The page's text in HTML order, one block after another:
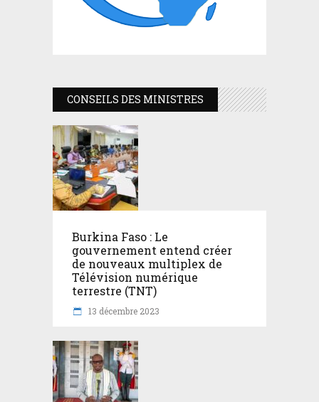
CONSEILS DES MINISTRES
Burkina Faso : Le
gouvernement entend créer
de nouveaux multiplex de
Télévision numérique
terrestre (TNT)
13 décembre 2023